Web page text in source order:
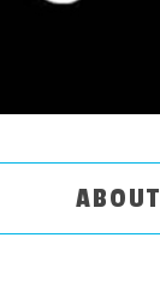
ABOUT